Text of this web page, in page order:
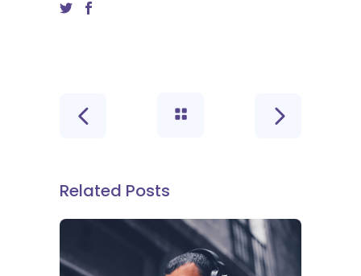
Related Posts